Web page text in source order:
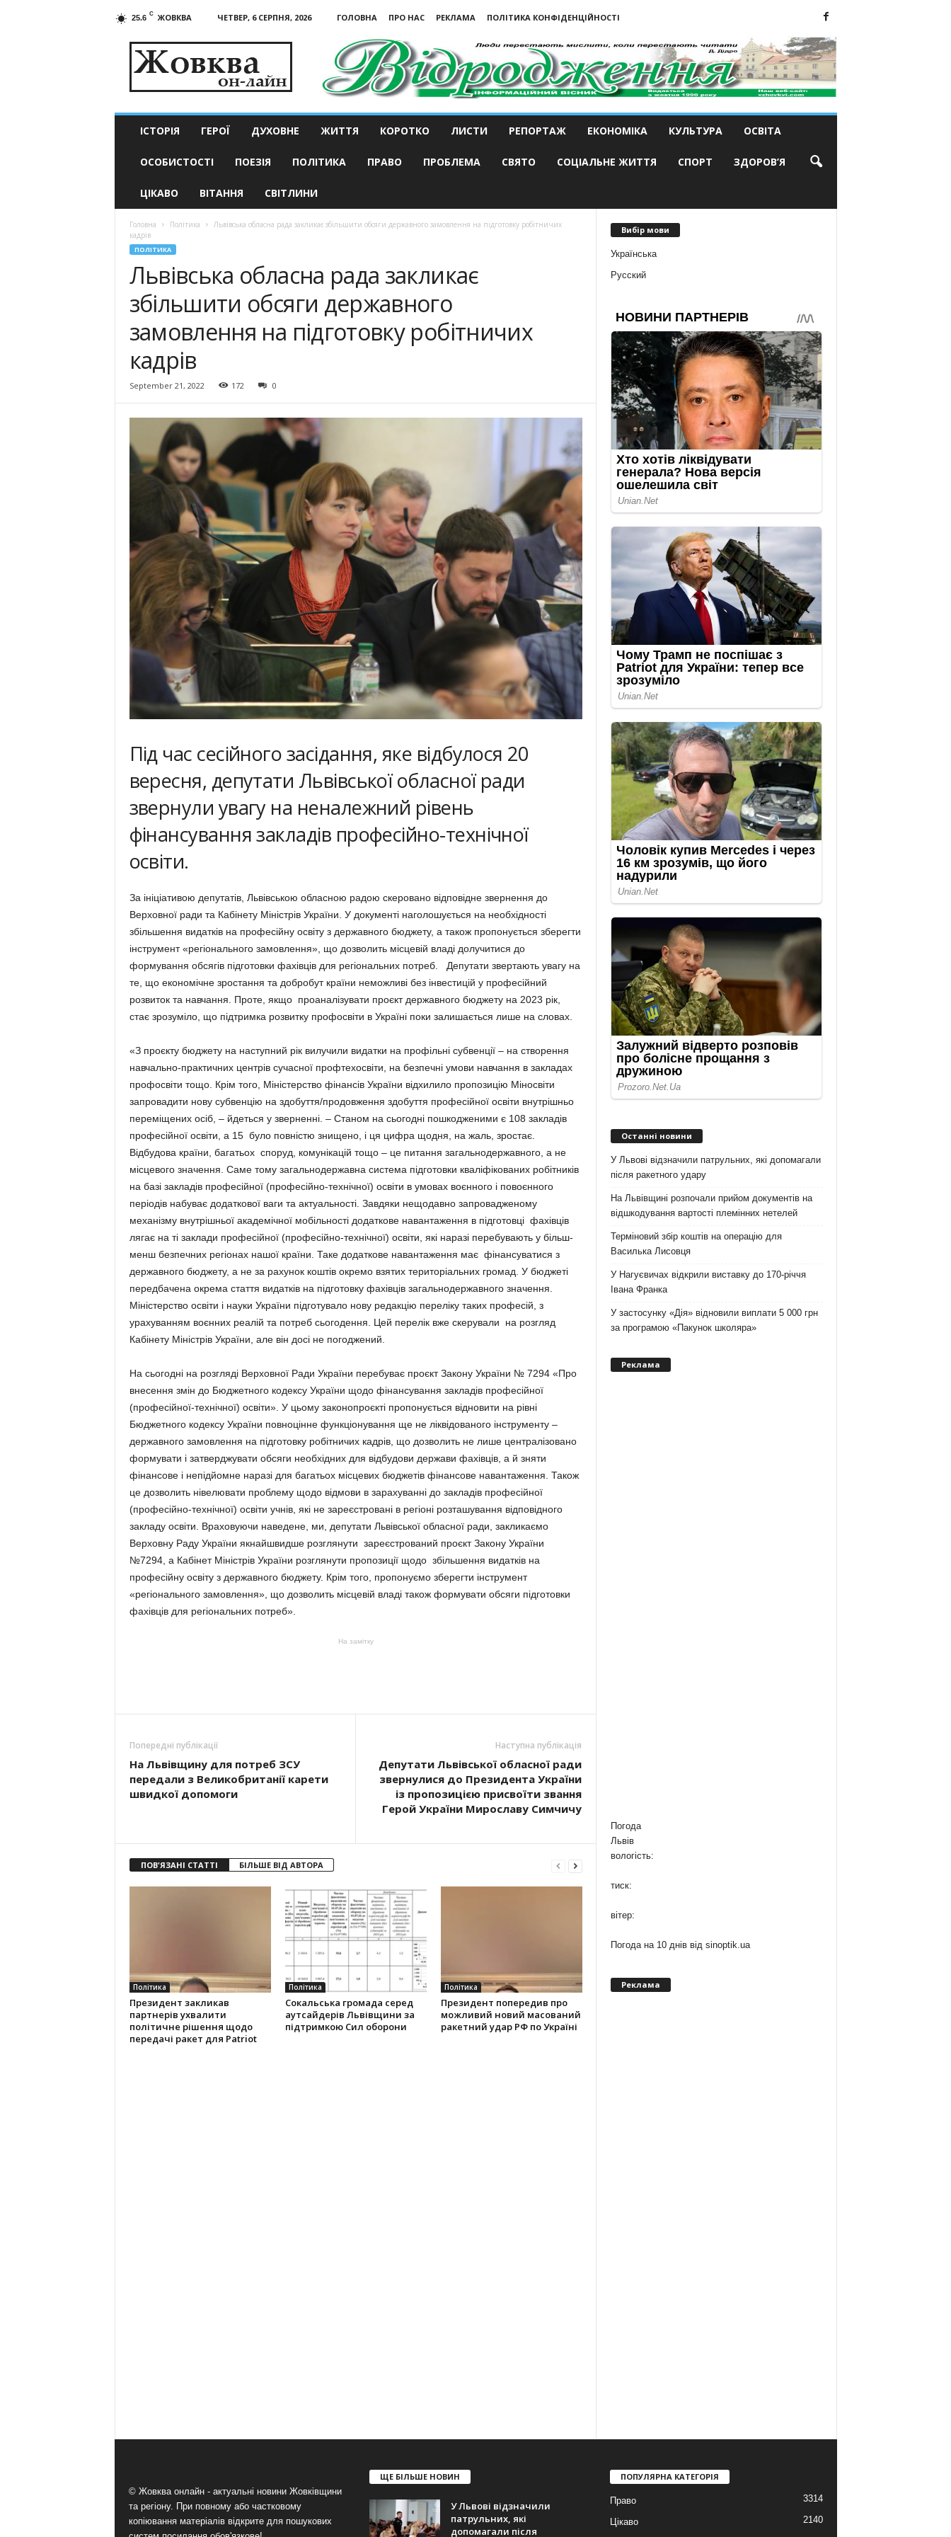
25.6 C ЖОВКВА ЧЕТВЕР, 6 СЕРПНЯ, 2026 ГОЛОВНА ПРО НАС РЕКЛАМА
ПОЛІТИКА КОНФІДЕНЦІЙНОСТІ
актуальні
ІСТОРІЯ ГЕРОЇ ДУХОВНЕ ЖИТТЯ КОРОТКО ЛИСТИ РЕПОРТАЖ ЕКОНОМІКА КУЛЬТУРА ОСВІТА
ОСОБИСТОСТІ ПОЕЗІЯ ПОЛІТИКА ПРАВО ПРОБЛЕМА СВЯТО СОЦІАЛЬНЕ ЖИТТЯ СПОРТ ЗДОРОВ’Я
ЦІКАВО ВІТАННЯ СВІТЛИНИ
Головна Політика
Львівська обласна рада закликає збільшити обсяги державного замовлення на підготовку робітничих
кадрів
ПОЛІТИКА
Львівська обласна рада закликає
збільшити обсяги державного
замовлення на підготовку робітничих
кадрів
September 21, 2022 172 0
Під час сесійного засідання, яке відбулося 20
вересня, депутати Львівської обласної ради
звернули увагу на неналежний рівень
фінансування закладів професійно-технічної
освіти.
За ініціативою депутатів, Львівською обласною радою скеровано відповідне звернення до
Верховної ради та Кабінету Міністрів України. У документі наголошується на необхідності
збільшення видатків на професійну освіту з державного бюджету, а також пропонується зберегти
інструмент «регіонального замовлення», що дозволить місцевій владі долучитися до
формування обсягів підготовки фахівців для регіональних потреб. Депутати звертають увагу на
те, що економічне зростання та добробут країни неможливі без інвестицій у професійний
розвиток та навчання. Проте, якщо проаналізувати проєкт державного бюджету на 2023 рік,
стає зрозуміло, що підтримка розвитку профосвіти в Україні поки залишається лише на словах.
«З проєкту бюджету на наступний рік вилучили видатки на профільні субвенції – на створення
навчально-практичних центрів сучасної профтехосвіти, на безпечні умови навчання в закладах
профосвіти тощо. Крім того, Міністерство фінансів України відхилило пропозицію Міносвіти
запровадити нову субвенцію на здобуття/продовження здобуття професійної освіти внутрішньо
переміщених осіб, – йдеться у зверненні. – Станом на сьогодні пошкодженими є 108 закладів
професійної освіти, а 15 було повністю знищено, і ця цифра щодня, на жаль, зростає.
Відбудова країни, багатьох споруд, комунікацій тощо – це питання загальнодержавного, а не
місцевого значення. Саме тому загальнодержавна система підготовки кваліфікованих робітників
на базі закладів професійної (професійно-технічної) освіти в умовах воєнного і повоєнного
періодів набуває додаткової ваги та актуальності. Завдяки нещодавно запровадженому
механізму внутрішньої академічної мобільності додаткове навантаження в підготовці фахівців
лягає на ті заклади професійної (професійно-технічної) освіти, які наразі перебувають у більш-
менш безпечних регіонах нашої країни. Таке додаткове навантаження має фінансуватися з
державного бюджету, а не за рахунок коштів окремо взятих територіальних громад. У бюджеті
передбачена окрема стаття видатків на підготовку фахівців загальнодержавного значення.
Міністерство освіти і науки України підготувало нову редакцію переліку таких професій, з
урахуванням воєнних реалій та потреб сьогодення. Цей перелік вже скерували на розгляд
Кабінету Міністрів України, але він досі не погоджений.
На сьогодні на розгляді Верховної Ради України перебуває проєкт Закону України № 7294 «Про
внесення змін до Бюджетного кодексу України щодо фінансування закладів професійної
(професійної-технічної) освіти». У цьому законопроєкті пропонується відновити на рівні
Бюджетного кодексу України повноцінне функціонування ще не ліквідованого інструменту –
державного замовлення на підготовку робітничих кадрів, що дозволить не лише централізовано
формувати і затверджувати обсяги необхідних для відбудови держави фахівців, а й зняти
фінансове і непідйомне наразі для багатьох місцевих бюджетів фінансове навантаження. Також
це дозволить нівелювати проблему щодо відмови в зарахуванні до закладів професійної
(професійно-технічної) освіти учнів, які не зареєстровані в регіоні розташування відповідного
закладу освіти. Враховуючи наведене, ми, депутати Львівської обласної ради, закликаємо
Верховну Раду України якнайшвидше розглянути зареєстрований проєкт Закону України
№7294, а Кабінет Міністрів України розглянути пропозиції щодо збільшення видатків на
професійну освіту з державного бюджету. Крім того, пропонуємо зберегти інструмент
«регіонального замовлення», що дозволить місцевій владі також формувати обсяги підготовки
фахівців для регіональних потреб».
На замітку
Попередні публікації
На Львівщину для потреб ЗСУ
передали з Великобританії карети
швидкої допомоги
Наступна публікація
Депутати Львівської обласної ради
звернулися до Президента України
із пропозицією присвоїти звання
Герой України Мирославу Симчичу
ПОВ'ЯЗАНІ СТАТТІ БІЛЬШЕ ВІД АВТОРА
Політика
Президент закликав
партнерів ухвалити
політичне рішення щодо
передачі ракет для Patriot
Політика
Сокальська громада серед
аутсайдерів Львівщини за
підтримкою Сил оборони
Політика
Президент попередив про
можливий новий масований
ракетний удар РФ по Україні
Вибір мови
Українська
Русский
Останні новини
У Львові відзначили патрульних, які допомагали
після ракетного удару
На Львівщині розпочали прийом документів на
відшкодування вартості племінних нетелей
Терміновий збір коштів на операцію для
Василька Лисовця
У Нагуєвичах відкрили виставку до 170-річчя
Івана Франка
У застосунку «Дія» відновили виплати 5 000 грн
за програмою «Пакунок школяра»
Реклама
Погода
Львів
вологість:
тиск:
вітер:
Погода на 10 днів від sinoptik.ua
Реклама
© Жовква онлайн - актуальні новини Жовківщини
та регіону. При повному або частковому
копіювання матеріалів відкрите для пошукових
ЩЕ БІЛЬШЕ НОВИН
У Львові відзначили
патрульних, які
допомагали після
ПОПУЛЯРНА КАТЕГОРІЯ
Право 3314
Цікаво
2140